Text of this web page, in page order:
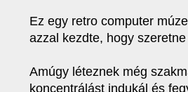
Ez egy retro computer
azzal kezdte, hogy
Amúgy léteznek még
koncentrálást indukál és